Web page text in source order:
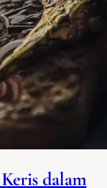
dalam